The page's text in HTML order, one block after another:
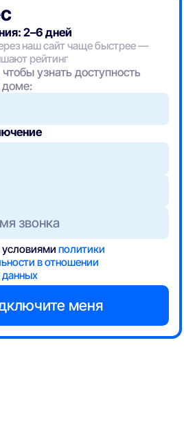
2–6 дней
наш сайт чаще быстрее —
рейтинг
чтобы узнать доступность
условиямиполитики
в отношении
данных